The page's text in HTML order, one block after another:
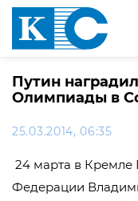
Путин
Олимпиады в
25.03.2014, 06:35
24 марта в Кремле
Федерации